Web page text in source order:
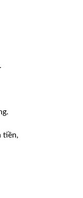
tiền,